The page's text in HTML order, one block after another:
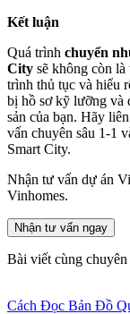
Kết luận
Quá trình chuyển
City sẽ không còn
trình thủ tục và hiểu
bị hồ sơ kỹ lưỡng và
sản của bạn. Hãy
vấn chuyên sâu 1-1
Smart City.
Nhận tư vấn dự án
Vinhomes.
Nhận tư vấn ngay
Bài viết cùng chuyên
Cách Đọc Bản Đồ